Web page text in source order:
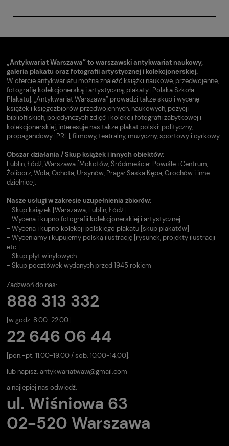
„Antykwariat Warszawa” to warszawski antykwariat naukowy,
galeria plakatu oraz fotografii artystycznej i kolekcjonerskiej.
W ofercie antykwariatu można znaleźć książki naukowe, przedwojenne,
fotografię kolekcjonerską i artystyczną, plakaty [Polska Szkoła
Plakatu]. „Antykwariat Warszawa” prowadzi także skup i wycenę
książek i księgozbiorów przedwojennych, naukowych, pozycji
bibliofilskich, pojedynczych zdjęć i kolekcji fotografii zabytkowej i
kolekcjonerskiej, interesuje nas także plakat polski: polityczny,
propagandowy [PRL], filmowy, teatralny, muzyczny, sportowy i cyrkowy.
Obszar działania / Skup książek i innych obiektów:
Lublin, Łódź, Warszawa [Mokotów, Śródmieście: Powiśle i Centrum,
Żoliborz, Wola, Ochota, Ursynów, Praga: Saska Kępa, Grochów i inne
dzielnice].
Nasze usługi w zakresie uzupełnienia zbiorów:
- Skup książek [Warszawa, Lublin, Łódź]
- Wycena i kupno fotografii kolekcjonerskiej i artystycznej
- Wycena i kupno kolekcji polskiego plakatu [skup plakatów]
- Wyceniamy i kupujemy polską ilustrację [rysunek, projekty ilustracji
etc.]
- Skup płyt winylowych
- Skup pocztówek wydanych przed 1945 rokiem
Zadzwoń do nas:
888 313 332
[w godz. 8.00-22.00]
22 646 06 44
[pon.-pt. 11.00-19.00 / sob. 10.00-14.00].
lub napisz: antykwariatwaw@gmail.com
a najlepiej nas odwiedź:
ul. Wiśniowa 63
02-520 Warszawa